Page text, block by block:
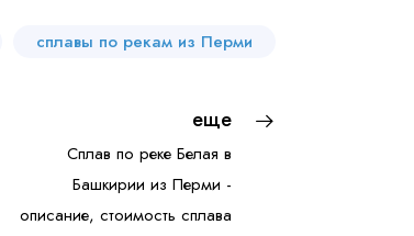
сплавы по рекам из Перми
еще
Сплав по реке Белая в
Башкирии из Перми -
описание, стоимость сплава